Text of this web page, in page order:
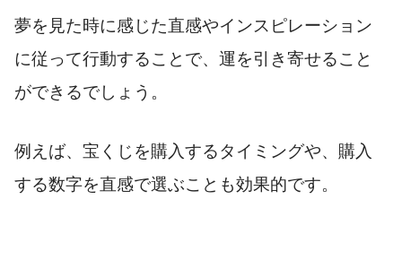
夢を見た時に感じた直感やインスピレーション
に従って行動することで、運を引き寄せること
ができるでしょう。
例えば、宝くじを購入するタイミングや、購入
する数字を直感で選ぶことも効果的です。